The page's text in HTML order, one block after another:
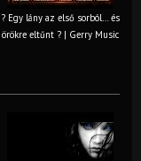
? Egy lány az első sorból… és
örökre eltűnt ? | Gerry Music